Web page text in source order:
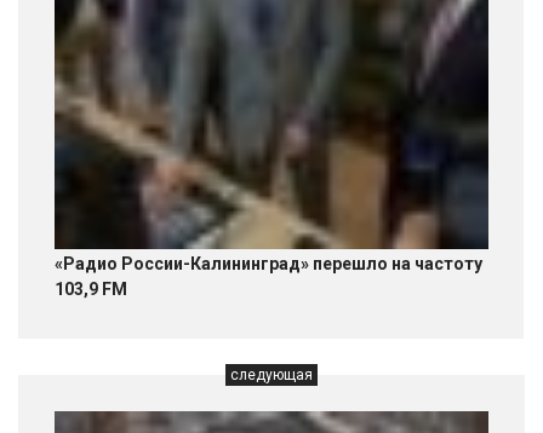
«Радио России-Калининград» перешло на частоту
103,9 FM
следующая